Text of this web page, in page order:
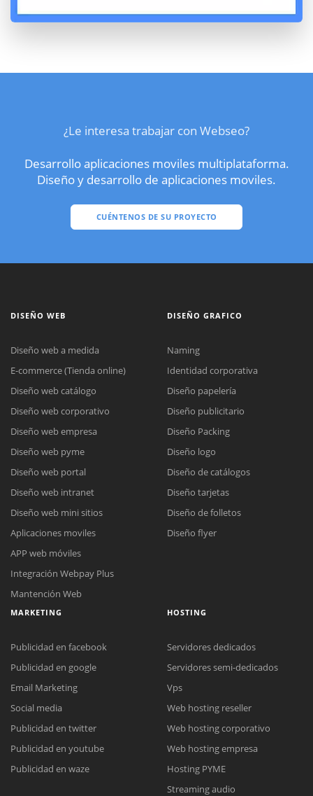
¿Le interesa trabajar con Webseo?
Desarrollo aplicaciones moviles multiplataforma.
Diseño y desarrollo de aplicaciones moviles.
CUÉNTENOS DE SU PROYECTO
Reunión online
Nuestros ejecutivos le enviarán un correo electrónico con el enlace a
Meet para la reunión online.
Cotización
Todos nuestros ejecutivos están fuera de línea. Complete el formulario
DISEÑO WEB
Diseño web a medida
E-commerce (Tienda online)
Diseño web catálogo
Diseño web corporativo
Diseño web empresa
Diseño web pyme
Diseño web portal
Diseño web intranet
Diseño web mini sitios
Aplicaciones moviles
APP web móviles
Integración Webpay Plus
Mantención Web
DISEÑO GRAFICO
Naming
Identidad corporativa
Diseño papelería
Diseño publicitario
Diseño Packing
Diseño logo
Diseño de catálogos
Diseño tarjetas
Diseño de folletos
Diseño flyer
MARKETING
Publicidad en facebook
Publicidad en google
Email Marketing
Social media
Publicidad en twitter
Publicidad en youtube
Publicidad en waze
HOSTING
Servidores dedicados
Servidores semi-dedicados
Vps
Web hosting reseller
Web hosting corporativo
Web hosting empresa
Hosting PYME
Streaming audio